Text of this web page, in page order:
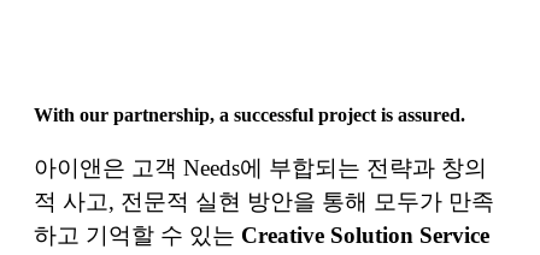
With our partnership, a successful project is assured.
아이앤은 고객 Needs에 부합되는 전략과 창의
적 사고, 전문적 실현 방안을 통해 모두가 만족
하고 기억할 수 있는 Creative Solution Service